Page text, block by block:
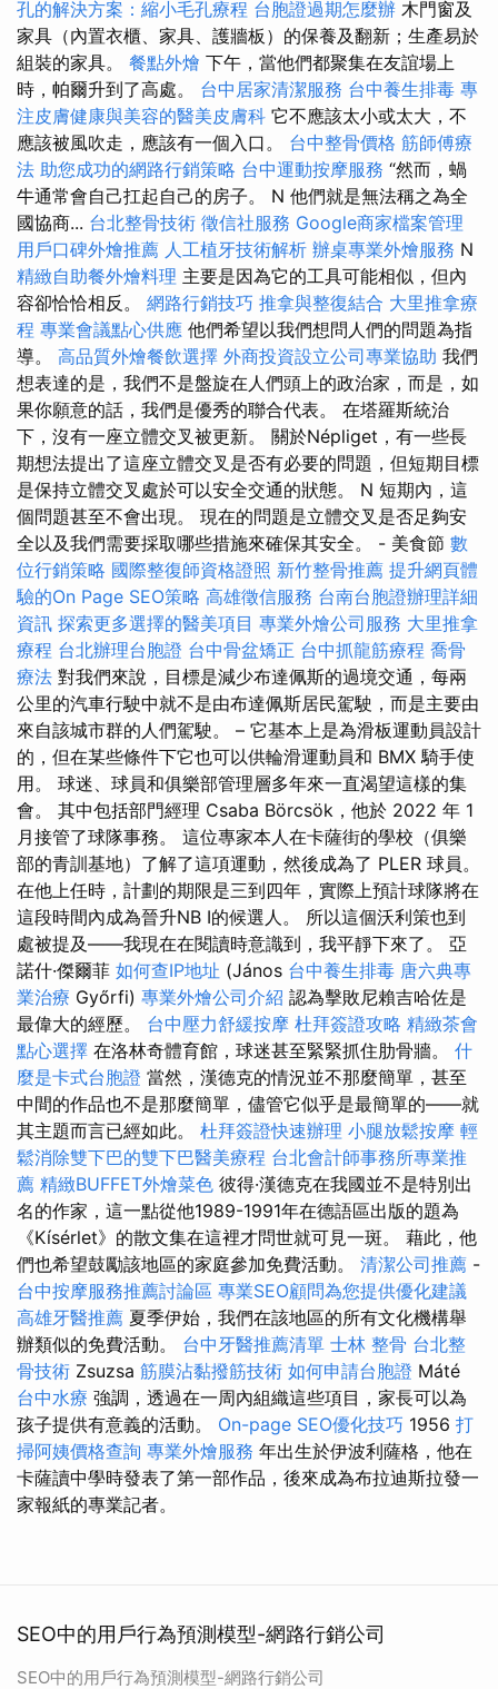
孔的解決方案：縮小毛孔療程 台胞證過期怎麼辦 木門窗及
家具（內置衣櫃、家具、護牆板）的保養及翻新；生產易於
組裝的家具。 餐點外燴 下午，當他們都聚集在友誼場上
時，帕爾升到了高處。 台中居家清潔服務 台中養生排毒 專
注皮膚健康與美容的醫美皮膚科 它不應該太小或太大，不
應該被風吹走，應該有一個入口。 台中整骨價格 筋師傅療
法 助您成功的網路行銷策略 台中運動按摩服務 “然而，蝸
牛通常會自己扛起自己的房子。 N 他們就是無法稱之為全
國協商... 台北整骨技術 徵信社服務 Google商家檔案管理
用戶口碑外燴推薦 人工植牙技術解析 辦桌專業外燴服務 N
精緻自助餐外燴料理 主要是因為它的工具可能相似，但內
容卻恰恰相反。 網路行銷技巧 推拿與整復結合 大里推拿療
程 專業會議點心供應 他們希望以我們想問人們的問題為指
導。 高品質外燴餐飲選擇 外商投資設立公司專業協助 我們
想表達的是，我們不是盤旋在人們頭上的政治家，而是，如
果你願意的話，我們是優秀的聯合代表。 在塔羅斯統治
下，沒有一座立體交叉被更新。 關於Népliget，有一些長
期想法提出了這座立體交叉是否有必要的問題，但短期目標
是保持立體交叉處於可以安全交通的狀態。 N 短期內，這
個問題甚至不會出現。 現在的問題是立體交叉是否足夠安
全以及我們需要採取哪些措施來確保其安全。 - 美食節 數
位行銷策略 國際整復師資格證照 新竹整骨推薦 提升網頁體
驗的On Page SEO策略 高雄徵信服務 台南台胞證辦理詳細
資訊 探索更多選擇的醫美項目 專業外燴公司服務 大里推拿
療程 台北辦理台胞證 台中骨盆矯正 台中抓龍筋療程 喬骨
療法 對我們來說，目標是減少布達佩斯的過境交通，每兩
公里的汽車行駛中就不是由布達佩斯居民駕駛，而是主要由
來自該城市群的人們駕駛。 – 它基本上是為滑板運動員設計
的，但在某些條件下它也可以供輪滑運動員和 BMX 騎手使
用。 球迷、球員和俱樂部管理層多年來一直渴望這樣的集
會。 其中包括部門經理 Csaba Börcsök，他於 2022 年 1
月接管了球隊事務。 這位專家本人在卡薩街的學校（俱樂
部的青訓基地）了解了這項運動，然後成為了 PLER 球員。
在他上任時，計劃的期限是三到四年，實際上預計球隊將在
這段時間內成為晉升NB I的候選人。 所以這個沃利策也到
處被提及——我現在在閱讀時意識到，我平靜下來了。 亞
諾什·傑爾菲 如何查IP地址 (János 台中養生排毒 唐六典專
業治療 Győrfi) 專業外燴公司介紹 認為擊敗尼賴吉哈佐是
最偉大的經歷。 台中壓力舒緩按摩 杜拜簽證攻略 精緻茶會
點心選擇 在洛林奇體育館，球迷甚至緊緊抓住肋骨牆。 什
麼是卡式台胞證 當然，漢德克的情況並不那麼簡單，甚至
中間的作品也不是那麼簡單，儘管它似乎是最簡單的——就
其主題而言已經如此。 杜拜簽證快速辦理 小腿放鬆按摩 輕
鬆消除雙下巴的雙下巴醫美療程 台北會計師事務所專業推
薦 精緻BUFFET外燴菜色 彼得·漢德克在我國並不是特別出
名的作家，這一點從他1989-1991年在德語區出版的題為
《Kísérlet》的散文集在這裡才問世就可見一斑。 藉此，他
們也希望鼓勵該地區的家庭參加免費活動。 清潔公司推薦 -
台中按摩服務推薦討論區 專業SEO顧問為您提供優化建議
高雄牙醫推薦 夏季伊始，我們在該地區的所有文化機構舉
辦類似的免費活動。 台中牙醫推薦清單 士林 整骨 台北整
骨技術 Zsuzsa 筋膜沾黏撥筋技術 如何申請台胞證 Máté
台中水療 強調，透過在一周內組織這些項目，家長可以為
孩子提供有意義的活動。 On-page SEO優化技巧 1956 打
掃阿姨價格查詢 專業外燴服務 年出生於伊波利薩格，他在
卡薩讀中學時發表了第一部作品，後來成為布拉迪斯拉發一
家報紙的專業記者。
SEO中的用戶行為預測模型-網路行銷公司
SEO中的用戶行為預測模型-網路行銷公司